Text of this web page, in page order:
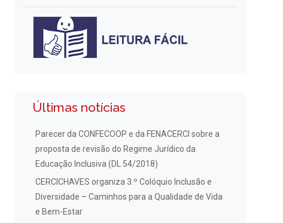
Últimas notícias
Parecer da CONFECOOP e da FENACERCI sobre a
proposta de revisão do Regime Jurídico da
Educação Inclusiva (DL 54/2018)
CERCICHAVES organiza 3.º Colóquio Inclusão e
Diversidade – Caminhos para a Qualidade de Vida
e Bem-Estar